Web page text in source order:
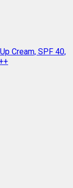
Cream, SPF 40,